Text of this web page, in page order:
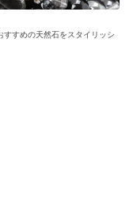
すすめの天然石をスタイリッシ